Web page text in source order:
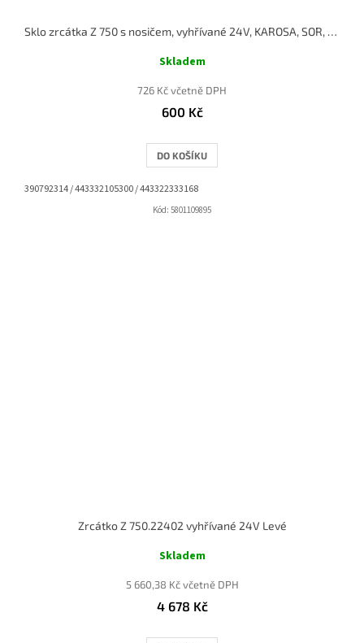
Sklo zrcátka Z 750 s nosičem, vyhřívané 24V, KAROSA, SOR, IRISBUS
Skladem
726 Kč včetně DPH
600 Kč
DO KOŠÍKU
390792314 / 443332105300 / 443322333168
Kód: 5801109895
Zrcátko Z 750.22402 vyhřívané 24V Levé
Skladem
5 660,38 Kč včetně DPH
4 678 Kč